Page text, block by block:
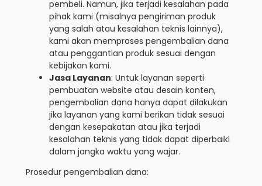
pembeli. Namun, jika terjadi kesalahan pada
pihak kami (misalnya pengiriman produk
yang salah atau kesalahan teknis lainnya),
kami akan memproses pengembalian dana
atau penggantian produk sesuai dengan
kebijakan kami.
Jasa Layanan: Untuk layanan seperti
pembuatan website atau desain konten,
pengembalian dana hanya dapat dilakukan
jika layanan yang kami berikan tidak sesuai
dengan kesepakatan atau jika terjadi
kesalahan teknis yang tidak dapat diperbaiki
dalam jangka waktu yang wajar.
Prosedur pengembalian dana: